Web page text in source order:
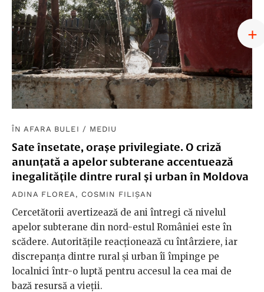
ÎN AFARA BULEI / MEDIU
Sate însetate, orașe privilegiate. O criză
anunțată a apelor subterane accentuează
inegalitățile dintre rural și urban în Moldova
ADINA FLOREA , COSMIN FILIȘAN
Cercetătorii avertizează de ani întregi că nivelul
apelor subterane din nord-estul României este în
scădere. Autoritățile reacționează cu întârziere, iar
discrepanța dintre rural și urban îi împinge pe
localnici într-o luptă pentru accesul la cea mai de
bază resursă a vieții.